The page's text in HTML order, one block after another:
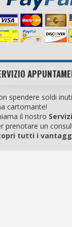
spendere soldi
cartomante!
il nostro
prenotare un
tutti i